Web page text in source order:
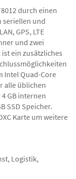
durch einen
seriellen und
GPS, LTE
und zwei
ein zusätzliches
Intel Quad-Core
alle üblichen
GB internen
SSD Speicher.
Karte um weitere
Logistik,